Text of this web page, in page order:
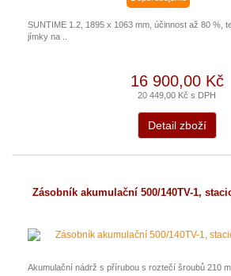
SUNTIME 1.2, 1895 x 1063 mm, účinnost až 80 %,
jímky na ..
16 900,00 Kč
20 449,00 Kč s DPH
Detail zboží
Zásobník akumulační 500/140TV-1,
Akumulační nádrž s přírubou s roztečí šroubů 210